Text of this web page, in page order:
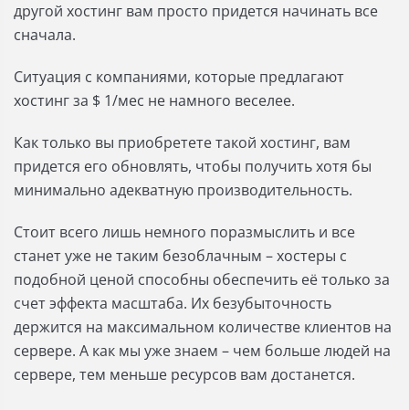
другой хостинг вам просто придется начинать все
сначала.
Ситуация с компаниями, которые предлагают
хостинг за $ 1/мес не намного веселее.
Как только вы приобретете такой хостинг, вам
придется его обновлять, чтобы получить хотя бы
минимально адекватную производительность.
Стоит всего лишь немного поразмыслить и все
станет уже не таким безоблачным – хостеры с
подобной ценой способны обеспечить её только за
счет эффекта масштаба. Их безубыточность
держится на максимальном количестве клиентов на
сервере. А как мы уже знаем – чем больше людей на
сервере, тем меньше ресурсов вам достанется.